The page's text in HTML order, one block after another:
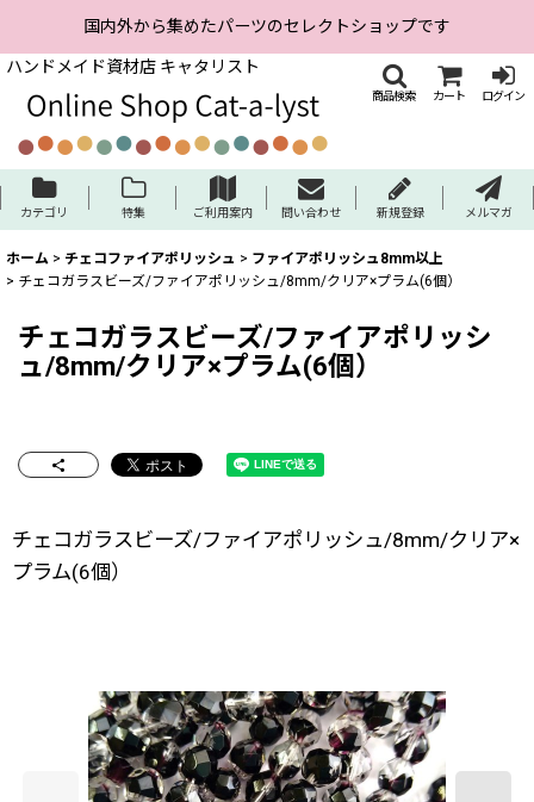
国内外から集めたパーツのセレクトショップです
ハンドメイド資材店 キャタリスト
商品検索 カート ログイン
カテゴリ 特集 ご利用案内 問い合わせ 新規登録 メルマガ
ホーム > チェコファイアポリッシュ > ファイアポリッシュ8mm以上
> チェコガラスビーズ/ファイアポリッシュ/8mm/クリア×プラム(6個）
チェコガラスビーズ/ファイアポリッシ
ュ/8mm/クリア×プラム(6個）
チェコガラスビーズ/ファイアポリッシュ/8mm/クリア×
プラム(6個）